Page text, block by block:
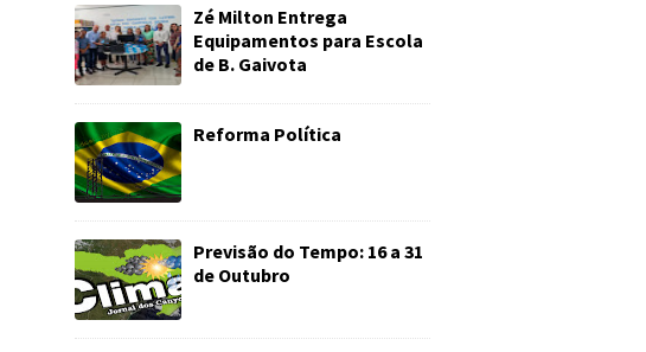
Zé Milton Entrega
Equipamentos para Escola
de B. Gaivota
Reforma Política
Previsão do Tempo: 16 a 31
de Outubro